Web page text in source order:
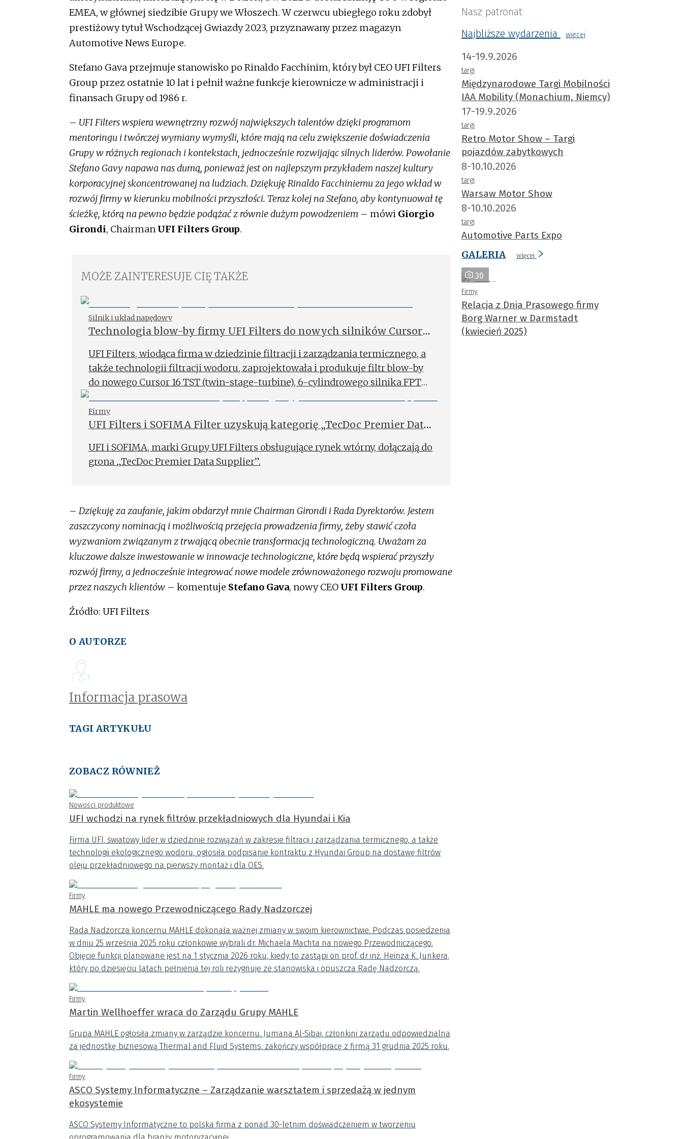
EMEA, w głównej siedzibie Grupy we Włoszech. W czerwcu ubiegłego roku zdobył
prestiżowy tytuł Wschodzącej Gwiazdy 2023, przyznawany przez magazyn
Automotive News Europe.
Stefano Gava przejmuje stanowisko po Rinaldo Facchinim, który był CEO UFI Filters
Group przez ostatnie 10 lat i pełnił ważne funkcje kierownicze w administracji i
finansach Grupy od 1986 r.
– UFI Filters wspiera wewnętrzny rozwój największych talentów dzięki programom
mentoringu i twórczej wymiany wymyśli, które mają na celu zwiększenie doświadczenia
Grupy w różnych regionach i kontekstach, jednocześnie rozwijając silnych liderów. Powołanie
Stefano Gavy napawa nas dumą, ponieważ jest on najlepszym przykładem naszej kultury
korporacyjnej skoncentrowanej na ludziach. Dziękuję Rinaldo Facchiniemu za jego wkład w
rozwój firmy w kierunku mobilności przyszłości. Teraz kolej na Stefano, aby kontynuował tę
ścieżkę, którą na pewno będzie podążać z równie dużym powodzeniem – mówi Giorgio
Girondi, Chairman UFI Filters Group.
MOŻE ZAINTERESUJE CIĘ TAKŻE
Silnik i układ napędowy
Technologia blow-by firmy UFI Filters do nowych silników Cursor
UFI Filters, wiodąca firma w dziedzinie filtracji i zarządzania termicznego, a
także technologii filtracji wodoru, zaprojektowała i produkuje filtr blow-by
do nowego Cursor 16 TST (twin-stage-turbine), 6-cylindrowego silnika FPT
stosowanego w pojazdach terenowych z napędem na cztery koła.
Firmy
UFI Filters i SOFIMA Filter uzyskują kategorię „TecDoc Premier Data
UFI i SOFIMA, marki Grupy UFI Filters obsługujące rynek wtórny, dołączają do
grona „TecDoc Premier Data Supplier”.
– Dziękuję za zaufanie, jakim obdarzył mnie Chairman Girondi i Rada Dyrektorów. Jestem
zaszczycony nominacją i możliwością przejęcia prowadzenia firmy, żeby stawić czoła
wyzwaniom związanym z trwającą obecnie transformacją technologiczną. Uważam za
kluczowe dalsze inwestowanie w innowacje technologiczne, które będą wspierać przyszły
rozwój firmy, a jednocześnie integrować nowe modele zrównoważonego rozwoju promowane
przez naszych klientów – komentuje Stefano Gava, nowy CEO UFI Filters Group.
Źródło: UFI Filters
O AUTORZE
Informacja prasowa
TAGI ARTYKUŁU
ZOBACZ RÓWNIEŻ
Nowości produktowe
UFI wchodzi na rynek filtrów przekładniowych dla Hyundai i Kia
Firma UFI, światowy lider w dziedzinie rozwiązań w zakresie filtracji i zarządzania termicznego, a także
technologii ekologicznego wodoru, ogłosiła podpisanie kontraktu z Hyundai Group na dostawę filtrów
oleju przekładniowego na pierwszy montaż i dla OES.
Firmy
MAHLE ma nowego Przewodniczącego Rady Nadzorczej
Rada Nadzorcza koncernu MAHLE dokonała ważnej zmiany w swoim kierownictwie. Podczas posiedzenia
w dniu 25 września 2025 roku członkowie wybrali dr. Michaela Machta na nowego Przewodniczącego.
Objęcie funkcji planowane jest na 1 stycznia 2026 roku, kiedy to zastąpi on prof. dr inż. Heinza K. Junkera,
który po dziesięciu latach pełnienia tej roli rezygnuje ze stanowiska i opuszcza Radę Nadzorczą.
Firmy
Martin Wellhoeffer wraca do Zarządu Grupy MAHLE
Grupa MAHLE ogłosiła zmiany w zarządzie koncernu. Jumana Al-Sibai, członkini zarządu odpowiedzialna
za jednostkę biznesową Thermal and Fluid Systems, zakończy współpracę z firmą 31 grudnia 2025 roku.
Firmy
ASCO Systemy Informatyczne – Zarządzanie warsztatem i sprzedażą w jednym
ekosystemie
ASCO Systemy Informatyczne to polska firma z ponad 30-letnim doświadczeniem w tworzeniu
Nasz patronat
Najbliższe wydarzenia
wiecej
14-19.9.2026
targi
Międzynarodowe Targi Mobilności
IAA Mobility (Monachium, Niemcy)
17-19.9.2026
targi
Retro Motor Show – Targi
pojazdów zabytkowych
8-10.10.2026
targi
Warsaw Motor Show
8-10.10.2026
targi
Automotive Parts Expo
GALERIA
więcej
30
Firmy
Relacja z Dnia Prasowego firmy
Borg Warner w Darmstadt
(kwiecień 2025)